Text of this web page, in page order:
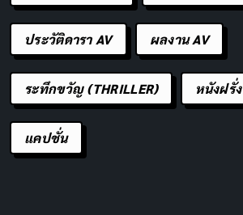
ประวัติดารา AV ผลงาน AV
ระทึกขวัญ (THRILLER) หนังฝรั่ง
แคปชั่น